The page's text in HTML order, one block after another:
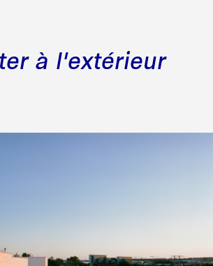
à l'extérieur